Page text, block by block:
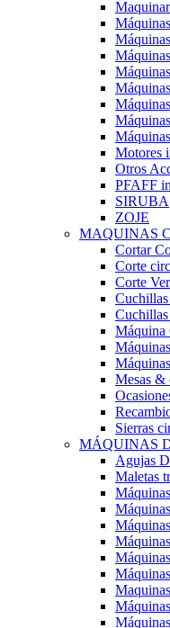
Motores
Otros
PFAFF
SIRUBA
ZOJE
MAQUINAS
Cortar
Corte
Corte
Máquina
Mesas &
Sierras
MÁQUINAS
Agujas
Maletas